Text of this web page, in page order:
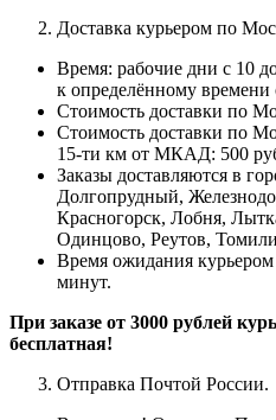
Доставка курьером по
Время: рабочие дни с 10
к определённому
Стоимость доставки по
Стоимость доставки по
15-ти км от МКАД: 500
Заказы доставляются в
Долгопрудный,
Красногорск, Лобня,
Одинцово, Реутов,
Время ожидания курьером
минут.
При заказе от 3000 рублей
бесплатная!
Отправка Почтой России.